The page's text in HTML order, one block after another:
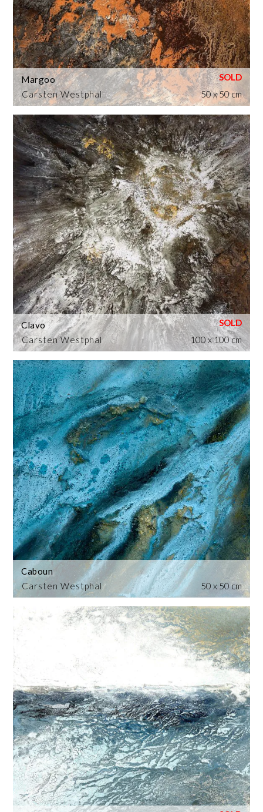
Carsten Westphal
Margoo
50 x 50 cm
Carsten Westphal
Clavo
100 x 100 cm
Carsten Westphal
Caboun
50 x 50 cm